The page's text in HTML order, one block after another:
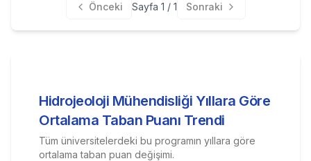
Önceki
Sayfa 1 / 1 Sonraki
Hidrojeoloji Mühendisliği Yıllara Göre
Ortalama Taban Puanı Trendi
Tüm üniversitelerdeki bu programın yıllara göre
ortalama taban puan değişimi.